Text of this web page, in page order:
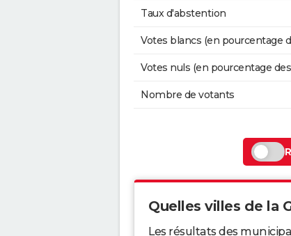
Taux d'abstention
Votes blancs (en pourcentage
Votes nuls (en pourcentage
Nombre de votants
Quelles villes de la
Les résultats des